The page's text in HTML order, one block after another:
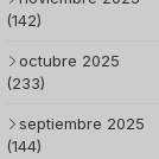
(142)
octubre 2025
(233)
septiembre 2025
(144)